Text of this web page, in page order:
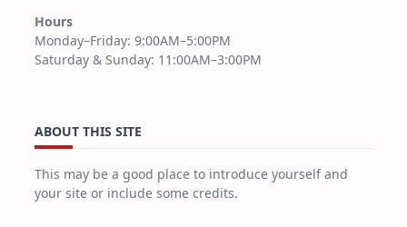
Hours
Monday–Friday: 9:00AM–5:00PM
Saturday & Sunday: 11:00AM–3:00PM
ABOUT THIS SITE
This may be a good place to introduce yourself and
your site or include some credits.